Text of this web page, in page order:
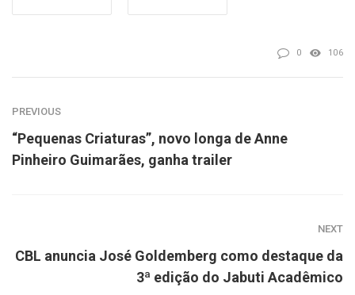
0 106
PREVIOUS
“Pequenas Criaturas”, novo longa de Anne
Pinheiro Guimarães, ganha trailer
NEXT
CBL anuncia José Goldemberg como destaque da
3ª edição do Jabuti Acadêmico